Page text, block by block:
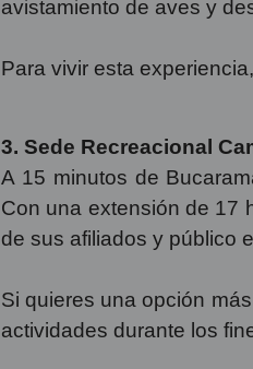
avistamiento de aves y
Para vivir esta
3. Sede Recreacional
A 15 minutos de
Con una extensión de 17
de sus afiliados y público
Si quieres una opción
actividades durante los